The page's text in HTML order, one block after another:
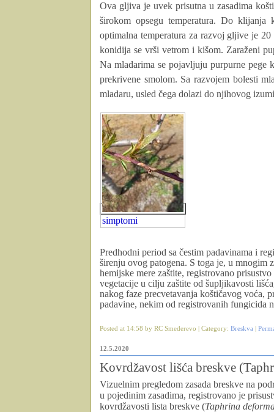
Ova gljiva je uvek prisutna u zasadima
širokom opsegu temperatura. Do
optimalna temperatura za razvoj gljive je
konidija se vrši vetrom i kišom. Zaraženi
Na mladarima se pojavljuju purpurne pege
prekrivene smolom. Sa razvojem bolesti
mladaru, usled čega dolazi do njihovog
simptomi
Predhodni period sa čestim padavinama i
širenju ovog patogena. S toga je, u mnogim
hemijske mere zaštite, registrovano
vegetacije u cilju zaštite od šupljikavosti
nakog faze precvetavanja koštičavog voća,
padavine, nekim od registrovanih fungicida
Posted at 14:58 by RC Smederevo | Category: Breskva
12.5.2020
Kovrdžavost lišća breskve
Vizuelnim pregledom zasada breskve na
u pojedinim zasadima, registrovano je
kovrdžavosti lista breskve (Taphrina